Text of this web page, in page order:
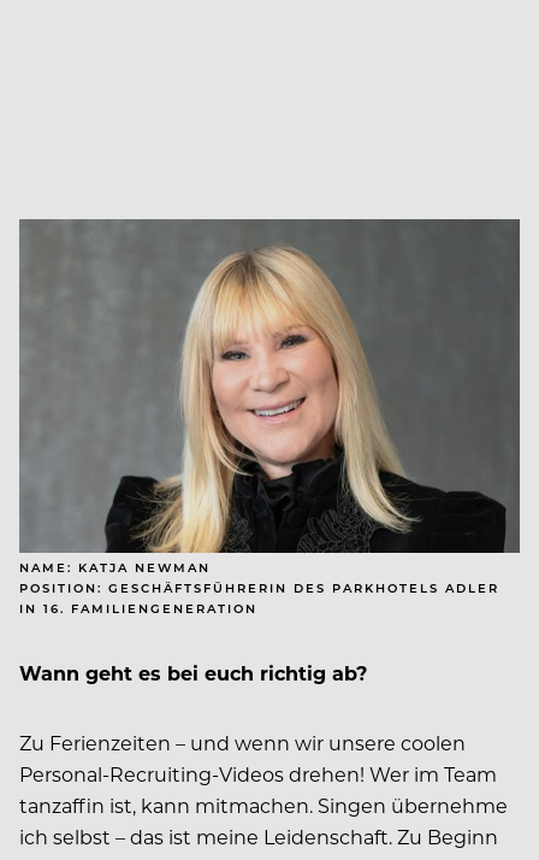
NAME: KATJA NEWMAN
POSITION: GESCHÄFTSFÜHRERIN DES PARKHOTELS ADLER
IN 16. FAMILIENGENERATION
Wann geht es bei euch richtig ab?
Zu Ferienzeiten – und wenn wir unsere coolen
Personal-Recruiting-Videos drehen! Wer im Team
tanzaffin ist, kann mitmachen. Singen übernehme
ich selbst – das ist meine Leidenschaft. Zu Beginn